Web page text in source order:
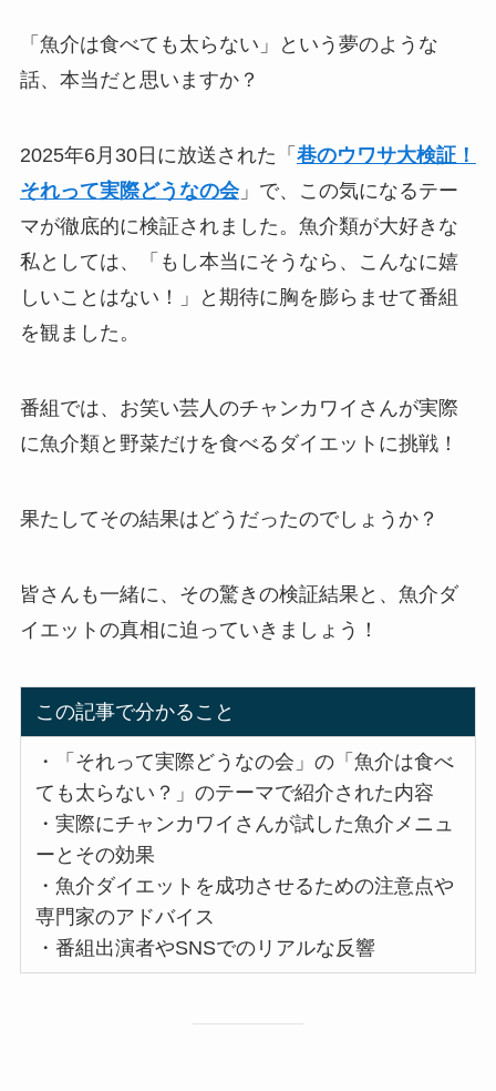
「魚介は食べても太らない」という夢のような
話、本当だと思いますか？
2025年6月30日に放送された「 巷のウワサ大検証！
それって実際どうなの会」で、この気になるテー
マが徹底的に検証されました。魚介類が大好きな
私としては、「もし本当にそうなら、こんなに嬉
しいことはない！」と期待に胸を膨らませて番組
を観ました。
番組では、お笑い芸人のチャンカワイさんが実際
に魚介類と野菜だけを食べるダイエットに挑戦！
果たしてその結果はどうだったのでしょうか？
皆さんも一緒に、その驚きの検証結果と、魚介ダ
イエットの真相に迫っていきましょう！
この記事で分かること
・「それって実際どうなの会」の「魚介は食べ
ても太らない？」のテーマで紹介された内容
・実際にチャンカワイさんが試した魚介メニュ
ーとその効果
・魚介ダイエットを成功させるための注意点や
専門家のアドバイス
・番組出演者やSNSでのリアルな反響